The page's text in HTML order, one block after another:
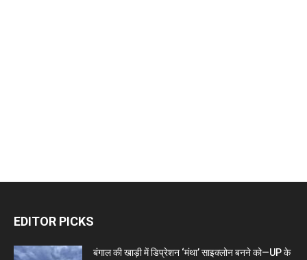
EDITOR PICKS
बंगाल की खाड़ी में डिप्रेशन ‘मंथा’ साइक्लोन बनने को—UP के